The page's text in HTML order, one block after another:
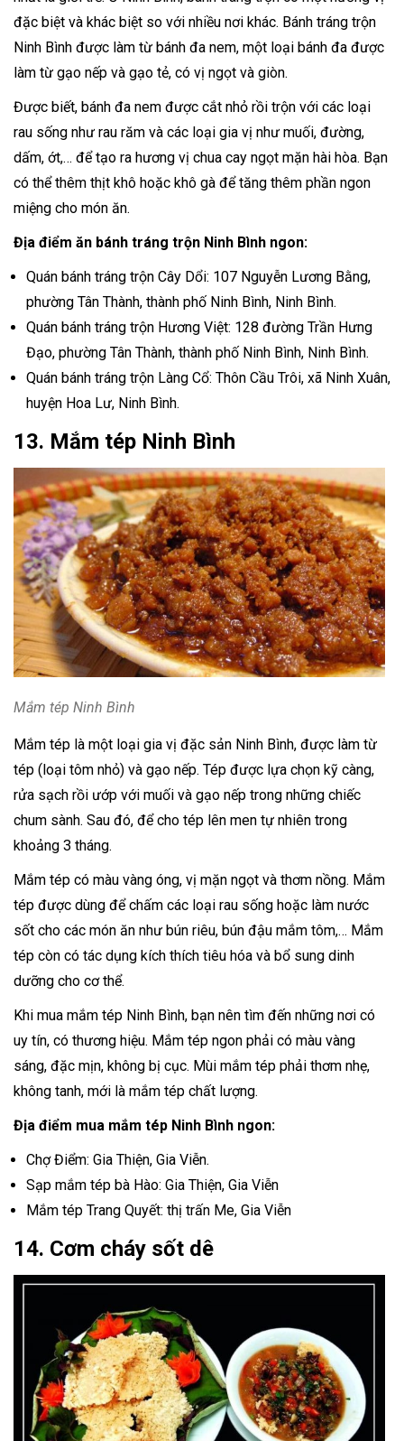
đặc biệt và khác biệt so với nhiều nơi khác. Bánh tráng trộn
Ninh Bình được làm từ bánh đa nem, một loại bánh đa được
làm từ gạo nếp và gạo tẻ, có vị ngọt và giòn.
Được biết, bánh đa nem được cắt nhỏ rồi trộn với các loại
rau sống như rau răm và các loại gia vị như muối, đường,
dấm, ớt,… để tạo ra hương vị chua cay ngọt mặn hài hòa. Bạn
có thể thêm thịt khô hoặc khô gà để tăng thêm phần ngon
miệng cho món ăn.
Địa điểm ăn bánh tráng trộn Ninh Bình ngon:
Quán bánh tráng trộn Cây Dổi: 107 Nguyễn Lương Bằng,
phường Tân Thành, thành phố Ninh Bình, Ninh Bình.
Quán bánh tráng trộn Hương Việt: 128 đường Trần Hưng
Đạo, phường Tân Thành, thành phố Ninh Bình, Ninh Bình.
Quán bánh tráng trộn Làng Cổ: Thôn Cầu Trôi, xã Ninh Xuân,
huyện Hoa Lư, Ninh Bình.
13. Mắm tép Ninh Bình
Mắm tép Ninh Bình
Mắm tép là một loại gia vị đặc sản Ninh Bình, được làm từ
tép (loại tôm nhỏ) và gạo nếp. Tép được lựa chọn kỹ càng,
rửa sạch rồi ướp với muối và gạo nếp trong những chiếc
chum sành. Sau đó, để cho tép lên men tự nhiên trong
khoảng 3 tháng.
Mắm tép có màu vàng óng, vị mặn ngọt và thơm nồng. Mắm
tép được dùng để chấm các loại rau sống hoặc làm nước
sốt cho các món ăn như bún riêu, bún đậu mắm tôm,… Mắm
tép còn có tác dụng kích thích tiêu hóa và bổ sung dinh
dưỡng cho cơ thể.
Khi mua mắm tép Ninh Bình, bạn nên tìm đến những nơi có
uy tín, có thương hiệu. Mắm tép ngon phải có màu vàng
sáng, đặc mịn, không bị cục. Mùi mắm tép phải thơm nhẹ,
không tanh, mới là mắm tép chất lượng.
Địa điểm mua mắm tép Ninh Bình ngon:
Chợ Điểm: Gia Thiện, Gia Viễn.
Sạp mắm tép bà Hào: Gia Thiện, Gia Viễn
Mắm tép Trang Quyết: thị trấn Me, Gia Viễn
14. Cơm cháy sốt dê